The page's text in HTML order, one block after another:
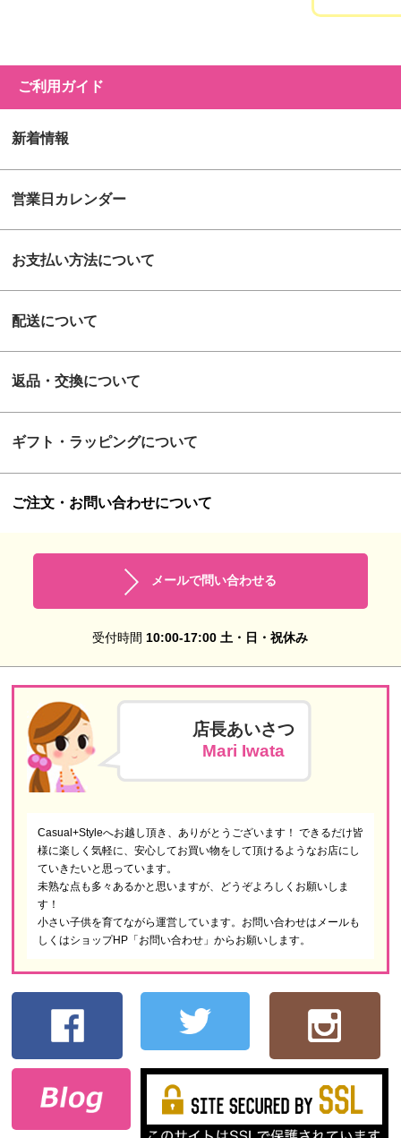
ご利用ガイド
新着情報
営業日カレンダー
お支払い方法について
配送について
返品・交換について
ギフト・ラッピングについて
ご注文・お問い合わせについて
メールで問い合わせる
受付時間 10:00-17:00 土・日・祝休み
店長あいさつ
Mari Iwata
Casual+Styleへお越し頂き、ありがとうございます！ できるだけ皆
様に楽しく気軽に、安心してお買い物をして頂けるようなお店にし
ていきたいと思っています。
未熟な点も多々あるかと思いますが、どうぞよろしくお願いしま
す！
小さい子供を育てながら運営しています。お問い合わせはメールも
しくはショップHP「お問い合わせ」からお願いします。